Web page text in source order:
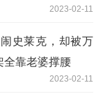
2023-02-11
史莱克，却被万
全靠老婆撑腰
2023-02-11